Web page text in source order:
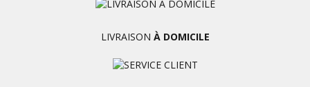
LIVRAISON À DOMICILE